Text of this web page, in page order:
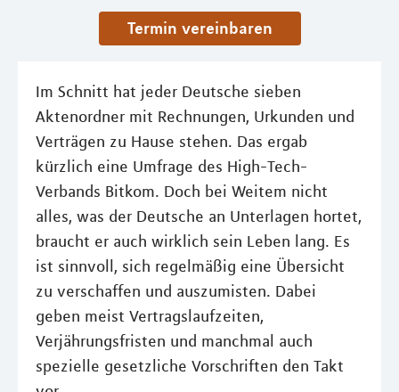
Termin vereinbaren
Im Schnitt hat jeder Deutsche sieben
Aktenordner mit Rechnungen, Urkunden und
Verträgen zu Hause stehen. Das ergab
kürzlich eine Umfrage des High-Tech-
Verbands Bitkom. Doch bei Weitem nicht
alles, was der Deutsche an Unterlagen hortet,
braucht er auch wirklich sein Leben lang. Es
ist sinnvoll, sich regelmäßig eine Übersicht
zu verschaffen und auszumisten. Dabei
geben meist Vertragslaufzeiten,
Verjährungsfristen und manchmal auch
spezielle gesetzliche Vorschriften den Takt